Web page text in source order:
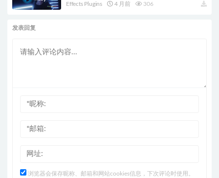
Effects Plugins 4 月前 306
发表回复
浏览器会保存昵称、邮箱和网站cookies信息，下次评论时使用。